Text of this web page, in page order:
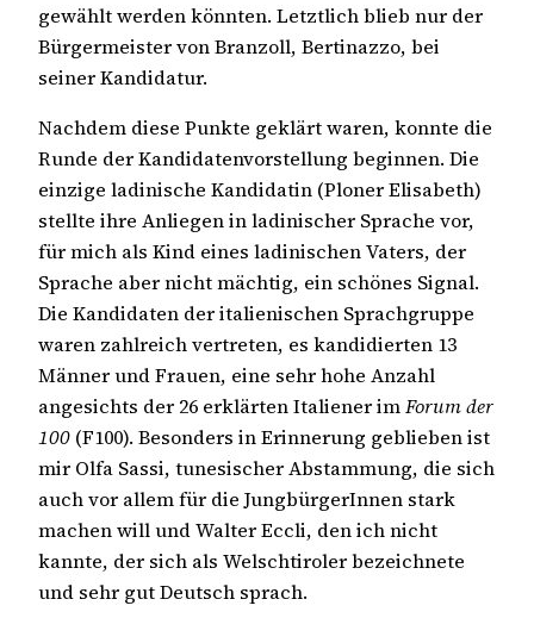
gewählt werden könnten. Letztlich blieb nur der
Bürgermeister von Branzoll, Bertinazzo, bei
seiner Kandidatur.
Nachdem diese Punkte geklärt waren, konnte die
Runde der Kandidatenvorstellung beginnen. Die
einzige ladinische Kandidatin (Ploner Elisabeth)
stellte ihre Anliegen in ladinischer Sprache vor,
für mich als Kind eines ladinischen Vaters, der
Sprache aber nicht mächtig, ein schönes Signal.
Die Kandidaten der italienischen Sprachgruppe
waren zahlreich vertreten, es kandidierten 13
Männer und Frauen, eine sehr hohe Anzahl
angesichts der 26 erklärten Italiener imForum der
100 (F100). Besonders in Erinnerung geblieben ist
mir Olfa Sassi, tunesischer Abstammung, die sich
auch vor allem für die JungbürgerInnen stark
machen will und Walter Eccli, den ich nicht
kannte, der sich als Welschtiroler bezeichnete
und sehr gut Deutsch sprach.